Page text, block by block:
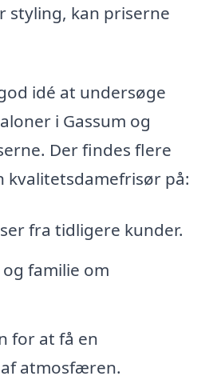
styling, kan priserne
idé at undersøge
i Gassum og
Der findes flere
kvalitetsdamefrisør på:
fra tidligere kunder.
familie om
for at få en
atmosfæren.